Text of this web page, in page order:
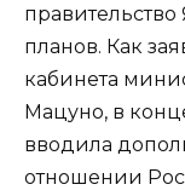
планов. Как
кабинета
Мацуно, в
вводила
отношении